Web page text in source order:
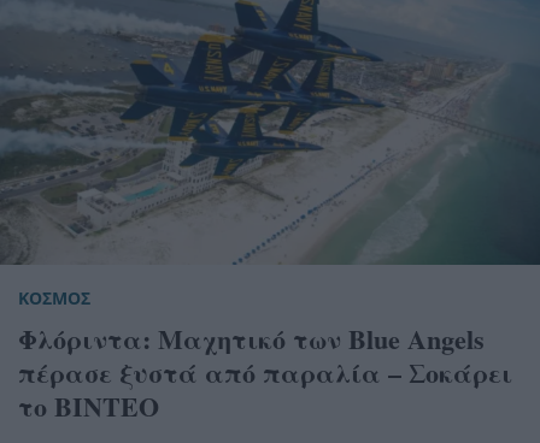
ΚΟΣΜΟΣ
Φλόριντα: Μαχητικό των Blue Angels
πέρασε ξυστά από παραλία – Σοκάρει
το ΒΙΝΤΕΟ